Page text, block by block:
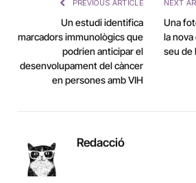
PREVIOUS ARTICLE
Un estudi identifica
marcadors immunològics que
podrien anticipar el
desenvolupament del càncer
en persones amb VIH
NEXT
Una
la nova
seu de
Redacció